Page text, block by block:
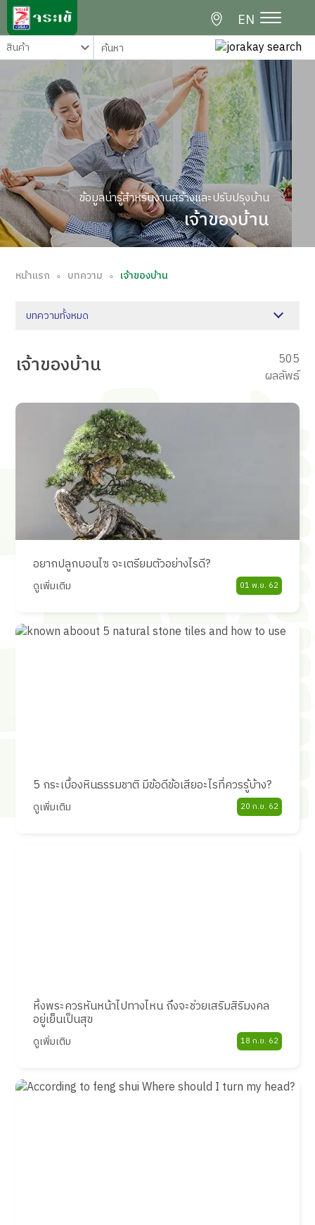
EN
ข้อมูลน่ารู้สำหรับงานสร้างและปรับปรุงบ้าน
เจ้าของบ้าน
หน้าแรก ∘ บทความ ∘ เจ้าของบ้าน
บทความทั้งหมด
เจ้าของบ้าน
505
ผลลัพธ์
อยากปลูกบอนไซ จะเตรียมตัวอย่างไรดี?
ดูเพิ่มเติม 01 พ.ย. 62
5 กระเบื้องหินธรรมชาติ มีข้อดีข้อเสียอะไรที่ควรรู้บ้าง?
ดูเพิ่มเติม 20 ก.ย. 62
หิ้งพระควรหันหน้าไปทางไหน ถึงจะช่วยเสริมสิริมงคล
อยู่เย็นเป็นสุข
ดูเพิ่มเติม 18 ก.ย. 62